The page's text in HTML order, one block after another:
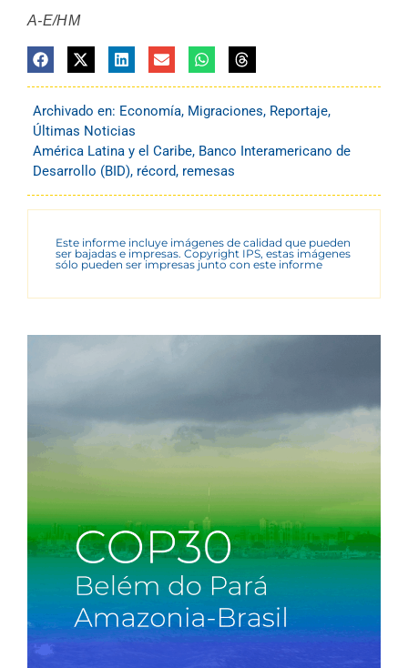
A-E/HM
Archivado en: Economía, Migraciones, Reportaje,
Últimas Noticias
América Latina y el Caribe, Banco Interamericano de
Desarrollo (BID), récord, remesas
Este informe incluye imágenes de calidad que pueden
ser bajadas e impresas. Copyright IPS, estas imágenes
sólo pueden ser impresas junto con este informe